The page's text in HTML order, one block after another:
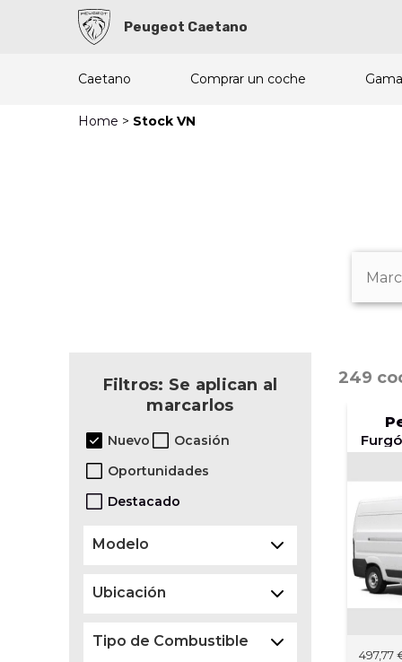
Peugeot Caetano
Caetano Comprar un coche Gama
Home > Stock VN
Filtros: Se aplican al
marcarlos
Nuevo
Ocasión
Oportunidades
Destacado
Modelo
Ubicación
Tipo de Combustible
249
497,77